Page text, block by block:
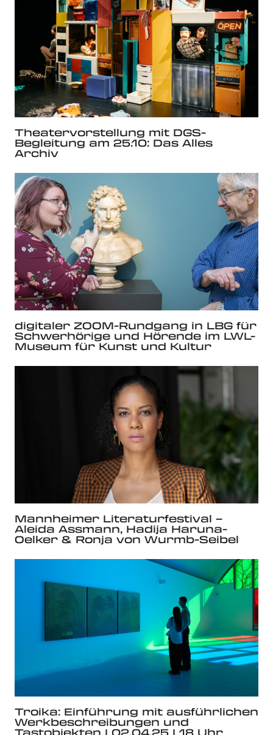
Theatervorstellung mit DGS-
Begleitung am 25.10: Das Alles
Archiv
digitaler ZOOM-Rundgang in LBG für
Schwerhörige und Hörende im LWL-
Museum für Kunst und Kultur
Mannheimer Literaturfestival –
Aleida Assmann, Hadija Haruna-
Oelker & Ronja von Wurmb-Seibel
Troika: Einführung mit ausführlichen
Werkbeschreibungen und
Tastobjekten I 02.04.25 I 18 Uhr